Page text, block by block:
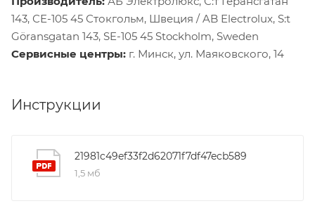
143, СЕ-105 45 Стокгольм, Швеция / AB Electrolux, S:t
Göransgatan 143, SE-105 45 Stockholm, Sweden
Сервисные центры: г. Минск, ул. Маяковского, 14
Инструкции
21981c49ef33f2d62071f7df47ecb589
1,5 мб